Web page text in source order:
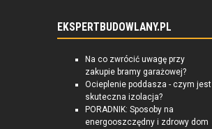
EKSPERTBUDOWLANY.PL
Na co zwrócić uwagę przy
zakupie bramy garażowej?
Ocieplenie poddasza - czym jest
skuteczna izolacja?
PORADNIK: Sposoby na
energooszczędny i zdrowy dom